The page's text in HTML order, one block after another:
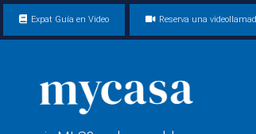
Expat Guía en Video Reserva una